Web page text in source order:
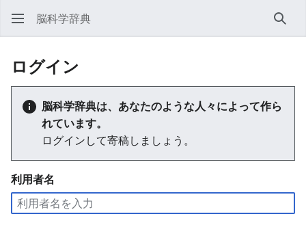
脳科学辞典 検索
ログイン
脳科学辞典は、あなたのような人々によって作ら
れています。
ログインして寄稿しましょう。
利用者名